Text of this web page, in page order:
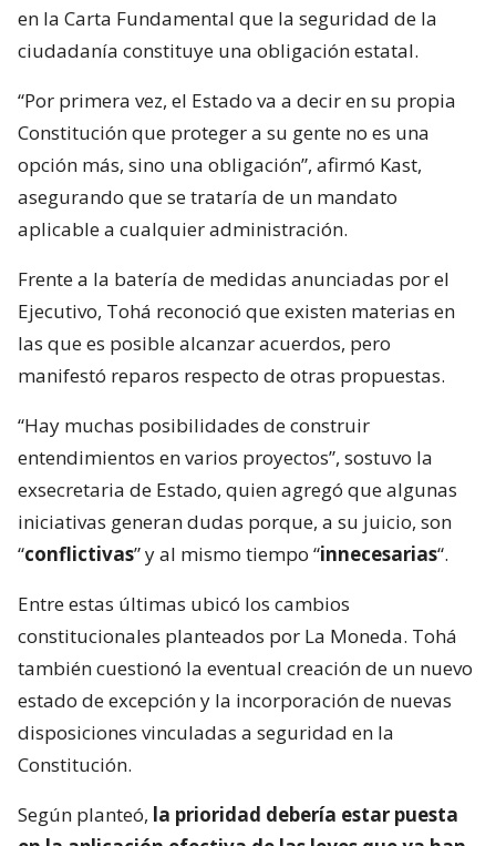
en la Carta Fundamental que la seguridad de la
ciudadanía constituye una obligación estatal.
“Por primera vez, el Estado va a decir en su propia
Constitución que proteger a su gente no es una
opción más, sino una obligación”, afirmó Kast,
asegurando que se trataría de un mandato
aplicable a cualquier administración.
Frente a la batería de medidas anunciadas por el
Ejecutivo, Tohá reconoció que existen materias en
las que es posible alcanzar acuerdos, pero
manifestó reparos respecto de otras propuestas.
“Hay muchas posibilidades de construir
entendimientos en varios proyectos”, sostuvo la
exsecretaria de Estado, quien agregó que algunas
iniciativas generan dudas porque, a su juicio, son
“conflictivas” y al mismo tiempo “innecesarias“.
Entre estas últimas ubicó los cambios
constitucionales planteados por La Moneda. Tohá
también cuestionó la eventual creación de un nuevo
estado de excepción y la incorporación de nuevas
disposiciones vinculadas a seguridad en la
Constitución.
Según planteó, la prioridad debería estar puesta